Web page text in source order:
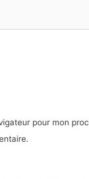
pour mon